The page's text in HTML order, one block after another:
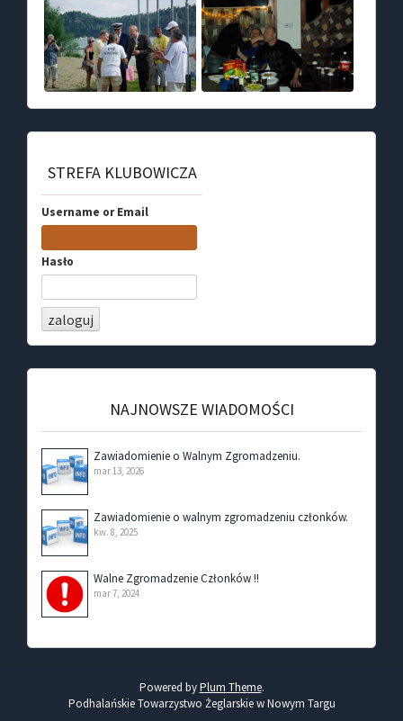
STREFA KLUBOWICZA
Username or Email
Hasło
NAJNOWSZE WIADOMOŚCI
Zawiadomienie o Walnym Zgromadzeniu.
mar 13, 2026
Zawiadomienie o walnym zgromadzeniu członków.
kw. 8, 2025
Walne Zgromadzenie Członków !!
mar 7, 2024
Powered byPlum Theme.
Podhalańskie Towarzystwo Żeglarskie w Nowym Targu